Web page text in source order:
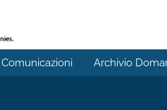
Comunicazioni Archivio